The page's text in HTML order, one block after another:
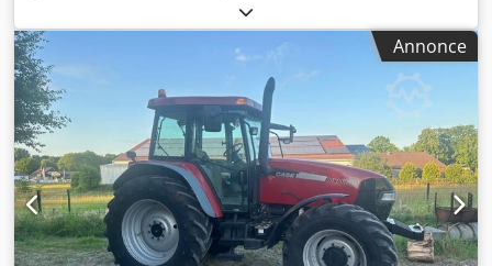
, Année de construction:
fonctionnement:2 058 h, Équipement:cabine, = Options et
accessoires supplémentaires = - Cabine fermée -
Radio/lecteur CD = Remarques = Chargeuse sur pneus
CASE 21F XT, année de fabrication 2016, avec seulement 2
058 heures de fonctionnement. Cette chargeuse sur pneus
compacte et performante est d'origine allemande et se
trouve dans un état entretenu et bien maintenu. La
machine est immédiatement opérationnelle et convient
parfaitement aux travaux de terrassement, à l'agriculture,
au recyclage, aux travaux de pavage et aux travaux
Annonce